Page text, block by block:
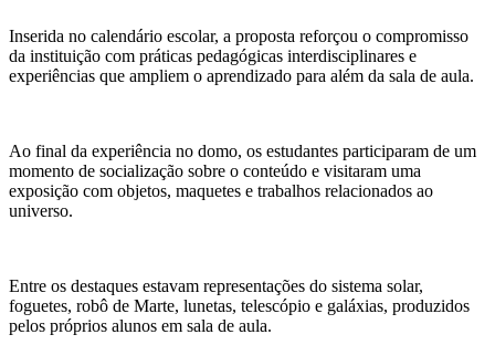
Inserida no calendário escolar, a proposta reforçou o compromisso
da instituição com práticas pedagógicas interdisciplinares e
experiências que ampliem o aprendizado para além da sala de aula.
Ao final da experiência no domo, os estudantes participaram de um
momento de socialização sobre o conteúdo e visitaram uma
exposição com objetos, maquetes e trabalhos relacionados ao
universo.
Entre os destaques estavam representações do sistema solar,
foguetes, robô de Marte, lunetas, telescópio e galáxias, produzidos
pelos próprios alunos em sala de aula.